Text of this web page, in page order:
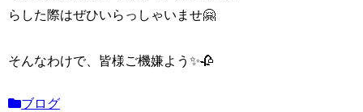
らした際はぜひいらっしゃいませ🤗
そんなわけで、皆様ご機嫌よう✨🥀
ブログ